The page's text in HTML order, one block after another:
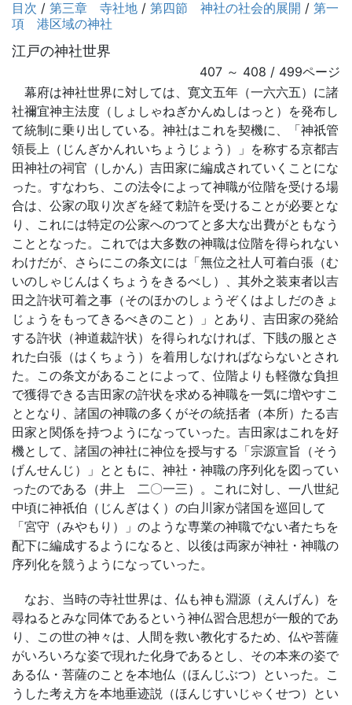
目次 / 第三章 寺社地 / 第四節 神社の社会的展開 / 第一
項 港区域の神社
江戸の神社世界
407 ～ 408 / 499ページ
幕府は神社世界に対しては、寛文五年（一六六五）に諸
社禰宜神主法度（しょしゃねぎかんぬしはっと）を発布し
て統制に乗り出している。神社はこれを契機に、「神祇管
領長上（じんぎかんれいちょうじょう）」を称する京都吉
田神社の祠官（しかん）吉田家に編成されていくことにな
った。すなわち、この法令によって神職が位階を受ける場
合は、公家の取り次ぎを経て勅許を受けることが必要とな
り、これには特定の公家へのつてと多大な出費がともなう
こととなった。これでは大多数の神職は位階を得られない
わけだが、さらにこの条文には「無位之社人可着白張（む
いのしゃじんはくちょうをきるべし）、其外之装束者以吉
田之許状可着之事（そのほかのしょうぞくはよしだのきょ
じょうをもってきるべきのこと）」とあり、吉田家の発給
する許状（神道裁許状）を得られなければ、下賎の服とさ
れた白張（はくちょう）を着用しなければならないとされ
た。この条文があることによって、位階よりも軽微な負担
で獲得できる吉田家の許状を求める神職を一気に増やすこ
ととなり、諸国の神職の多くがその統括者（本所）たる吉
田家と関係を持つようになっていった。吉田家はこれを好
機として、諸国の神社に神位を授与する「宗源宣旨（そう
げんせんじ）」とともに、神社・神職の序列化を図ってい
ったのである（井上 二〇一三）。これに対し、一八世紀
中頃に神祇伯（じんぎはく）の白川家が諸国を巡回して
「宮守（みやもり）」のような専業の神職でない者たちを
配下に編成するようになると、以後は両家が神社・神職の
序列化を競うようになっていった。
なお、当時の寺社世界は、仏も神も淵源（えんげん）を
尋ねるとみな同体であるという神仏習合思想が一般的であ
り、この世の神々は、人間を救い教化するため、仏や菩薩
がいろいろな姿で現れた化身であるとし、その本来の姿で
ある仏・菩薩のことを本地仏（ほんじぶつ）といった。こ
うした考え方を本地垂迹説（ほんじすいじゃくせつ）とい